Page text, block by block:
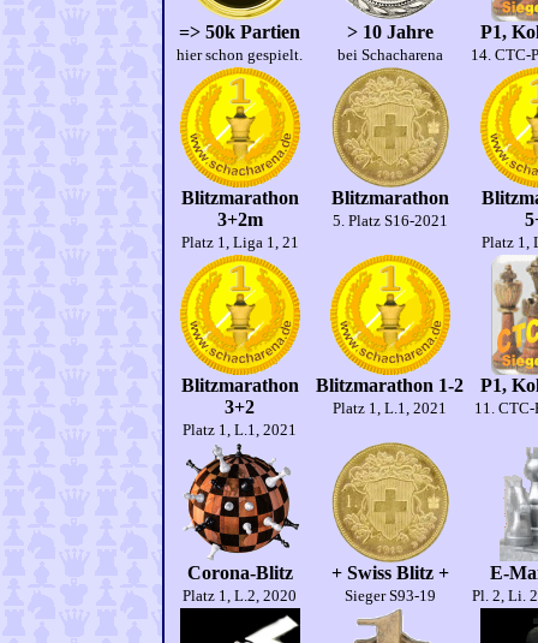
=> 50k Partien
hier schon gespielt.
> 10 Jahre
bei Schacharena
P1,
14. CTC-
Blitzmarathon
3+2m
Platz 1, Liga 1, 21
Blitzmarathon
5. Platz S16-2021
Platz 1,
Blitzmarathon
3+2
Platz 1, L.1, 2021
Blitzmarathon 1-2
Platz 1, L.1, 2021
P1,
11.
Corona-Blitz
Platz 1, L.2, 2020
+ Swiss Blitz +
Sieger S93-19
E-
Pl. 2, Li.